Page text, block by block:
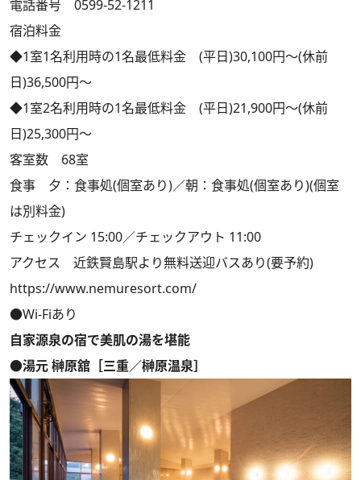
電話番号 0599-52-1211
宿泊料金
◆1室1名利用時の1名最低料金 (平日)30,100円～(休前
日)36,500円～
◆1室2名利用時の1名最低料金 (平日)21,900円～(休前
日)25,300円～
客室数 68室
食事 夕：食事処(個室あり)／朝：食事処(個室あり)(個室
は別料金)
チェックイン 15:00／チェックアウト 11:00
アクセス 近鉄賢島駅より無料送迎バスあり(要予約)
https://www.nemuresort.com/
●Wi-Fiあり
自家源泉の宿で美肌の湯を堪能
●湯元 榊原舘［三重／榊原温泉］